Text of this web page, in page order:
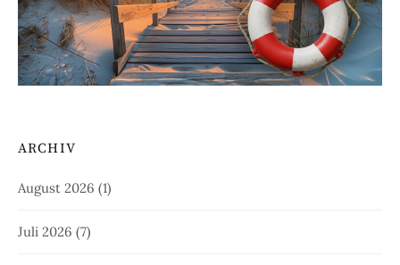
ARCHIV
August 2026 (1)
Juli 2026 (7)